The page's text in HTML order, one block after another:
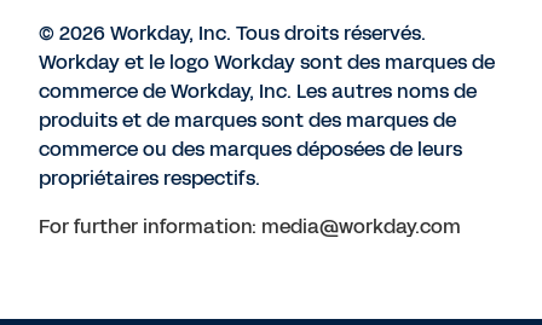
© 2026 Workday, Inc. Tous droits réservés.
Workday et le logo Workday sont des marques de
commerce de Workday, Inc. Les autres noms de
produits et de marques sont des marques de
commerce ou des marques déposées de leurs
propriétaires respectifs.
For further information: media@workday.com